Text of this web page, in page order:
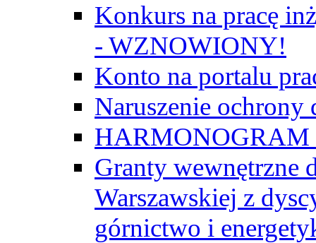
Konkurs na pracę
- WZNOWIONY!
Konto na portalu
Naruszenie ochrony
Granty wewnętrzne
Warszawskiej z
górnictwo i